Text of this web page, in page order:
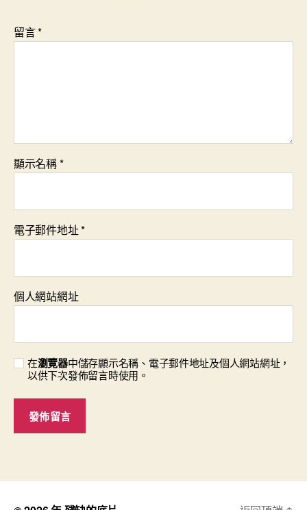
留言*
顯示名稱*
電子郵件地址*
個人網站網址
在瀏覽器中儲存顯示名稱、電子郵件地址及個人網站網址，
以供下次發佈留言時使用。